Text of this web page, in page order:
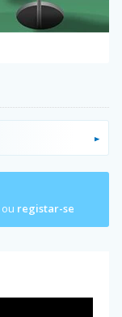
ou registar-se